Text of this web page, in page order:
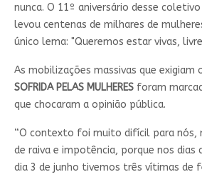
nunca. O 11º aniversário desse
levou centenas de milhares de
único lema: "Queremos estar vivas,
As mobilizações massivas que exigiam
SOFRIDA PELAS MULHERESforam
que chocaram a opinião pública.
“O contexto foi muito difícil para nós,
de raiva e impotência, porque nos dias
dia 3 de junho tivemos três vítimas de